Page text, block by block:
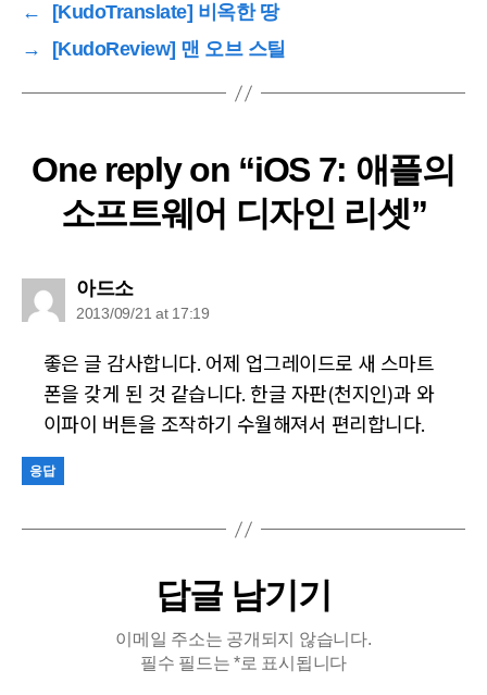
←
[KudoTranslate] 비옥한 땅
→
[KudoReview] 맨 오브 스틸
One reply on “iOS 7: 애플의
소프트웨어 디자인 리셋”
아드소says:
2013/09/21 at 17:19
좋은 글 감사합니다. 어제 업그레이드로 새 스마트
폰을 갖게 된 것 같습니다. 한글 자판(천지인)과 와
이파이 버튼을 조작하기 수월해져서 편리합니다.
응답
답글 남기기
이메일 주소는 공개되지 않습니다.
필수 필드는*로 표시됩니다